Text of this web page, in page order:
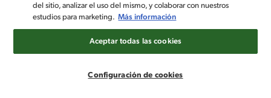
©2022, Nestlé. Marcas registradas por Société dels Produits Nestlé,
del sitio, analizar el uso del mismo, y colaborar con nuestros
estudios para marketing. Más información
Configuración de cookies
Aceptar todas las cookies